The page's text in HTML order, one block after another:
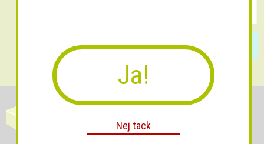
Ja!
Nej tack